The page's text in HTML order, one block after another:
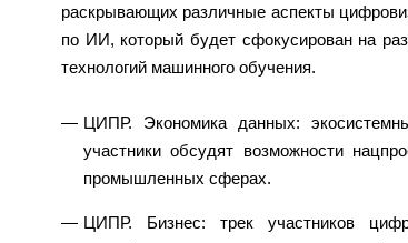
раскрывающих различные аспекты
по ИИ, который будет сфокусирован на
технологий машинного обучения.
ЦИПР. Экономика данных:
участники обсудят возможности
промышленных сферах.
ЦИПР. Бизнес: трек участников